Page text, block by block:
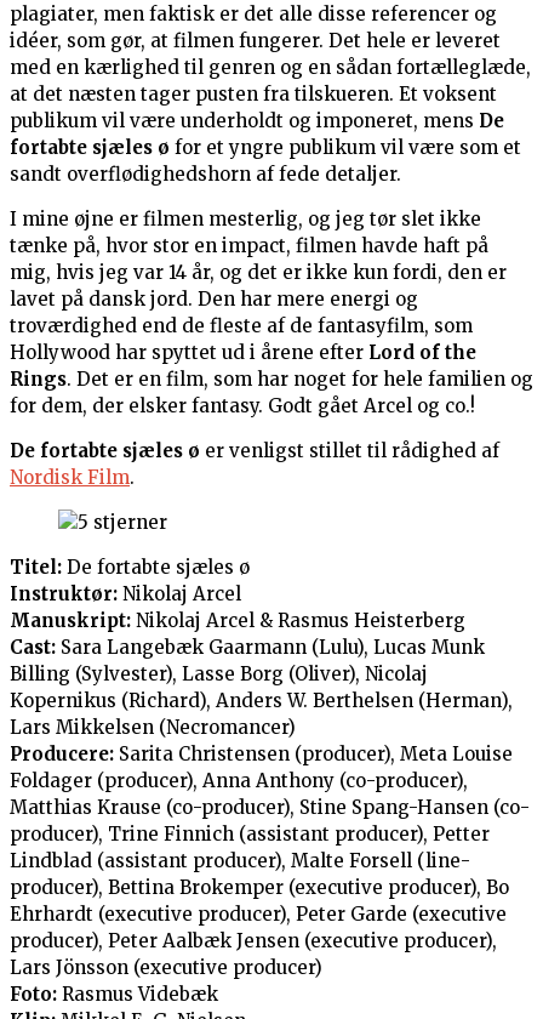
plagiater, men faktisk er det alle disse referencer og
idéer, som gør, at filmen fungerer. Det hele er leveret
med en kærlighed til genren og en sådan fortælleglæde,
at det næsten tager pusten fra tilskueren. Et voksent
publikum vil være underholdt og imponeret, mens De
fortabte sjæles ø for et yngre publikum vil være som et
sandt overflødighedshorn af fede detaljer.
I mine øjne er filmen mesterlig, og jeg tør slet ikke
tænke på, hvor stor en impact, filmen havde haft på
mig, hvis jeg var 14 år, og det er ikke kun fordi, den er
lavet på dansk jord. Den har mere energi og
troværdighed end de fleste af de fantasyfilm, som
Hollywood har spyttet ud i årene efter Lord of the
Rings. Det er en film, som har noget for hele familien og
for dem, der elsker fantasy. Godt gået Arcel og co.!
De fortabte sjæles ø er venligst stillet til rådighed af
Nordisk Film.
Titel: De fortabte sjæles ø
Instruktør: Nikolaj Arcel
Manuskript: Nikolaj Arcel & Rasmus Heisterberg
Cast: Sara Langebæk Gaarmann (Lulu), Lucas Munk
Billing (Sylvester), Lasse Borg (Oliver), Nicolaj
Kopernikus (Richard), Anders W. Berthelsen (Herman),
Lars Mikkelsen (Necromancer)
Producere: Sarita Christensen (producer), Meta Louise
Foldager (producer), Anna Anthony (co-producer),
Matthias Krause (co-producer), Stine Spang-Hansen (co-
producer), Trine Finnich (assistant producer), Petter
Lindblad (assistant producer), Malte Forsell (line-
producer), Bettina Brokemper (executive producer), Bo
Ehrhardt (executive producer), Peter Garde (executive
producer), Peter Aalbæk Jensen (executive producer),
Lars Jönsson (executive producer)
Foto: Rasmus Videbæk